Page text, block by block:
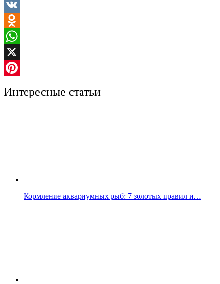
Telegram
VK
Odnoklassniki
WhatsApp
X
Интересные статьи
Кормление аквариумных рыб: 7 золотых правил и…